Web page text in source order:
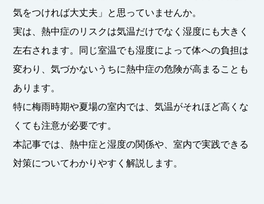
気をつければ大丈夫」と思っていませんか。
実は、熱中症のリスクは気温だけでなく湿度にも大きく
左右されます。同じ室温でも湿度によって体への負担は
変わり、気づかないうちに熱中症の危険が高まることも
あります。
特に梅雨時期や夏場の室内では、気温がそれほど高くな
くても注意が必要です。
本記事では、熱中症と湿度の関係や、室内で実践できる
対策についてわかりやすく解説します。